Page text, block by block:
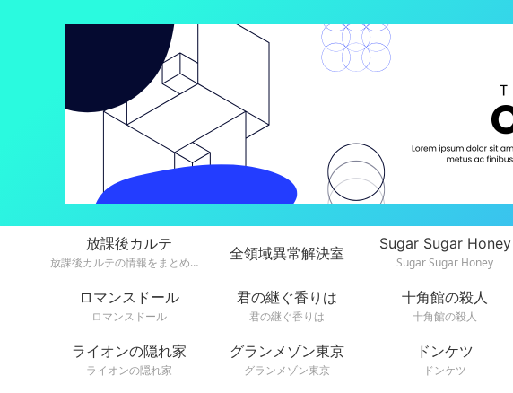
放課後カルテ
放課後カルテの情報をまとめています。
全領域異常解決室
Sugar Sugar Honey
Sugar Sugar Honey
ロマンスドール
ロマンスドール
君の継ぐ香りは
君の継ぐ香りは
十角館の殺人
十角館の殺人
ライオンの隠れ家
ライオンの隠れ家
グランメゾン東京
グランメゾン東京
ドンケツ
ドンケツ